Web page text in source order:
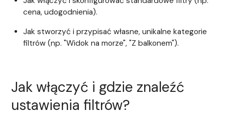
cena, udogodnienia).
Jak stworzyć i przypisać własne, unikalne kategorie
filtrów (np. "Widok na morze", "Z balkonem").
Jak włączyć i gdzie znaleźć
ustawienia filtrów?